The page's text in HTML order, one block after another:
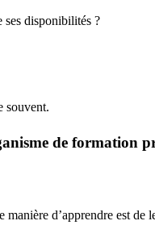
ses disponibilités ?
souvent.
de formation
d’apprendre est